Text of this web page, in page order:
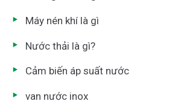
Máy nén khí là gì
Nước thải là gì?
Cảm biến áp suất nước
van nước inox